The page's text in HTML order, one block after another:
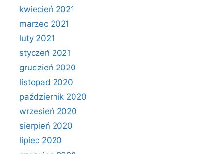
kwiecień 2021
marzec 2021
luty 2021
styczeń 2021
grudzień 2020
listopad 2020
październik 2020
wrzesień 2020
sierpień 2020
lipiec 2020